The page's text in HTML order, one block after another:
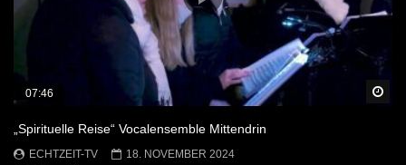
07:46
„Spirituelle Reise“ Vocalensemble Mittendrin
ECHTZEIT-TV
18. NOVEMBER 2024